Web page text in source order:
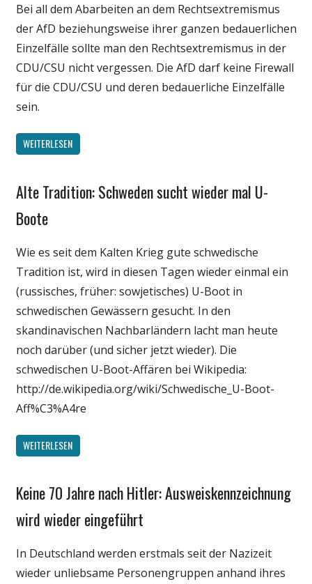
Medien
Politik
Bei all dem Abarbeiten an dem Rechtsextremismus
der AfD beziehungsweise ihrer ganzen bedauerlichen
Einzelfälle sollte man den Rechtsextremismus in der
CDU/CSU nicht vergessen. Die AfD darf keine Firewall
für die CDU/CSU und deren bedauerliche Einzelfälle
sein.
WEITERLESEN
Gesellschaft
Unterhaltung
Alte Tradition: Schweden sucht wieder mal U-
Boote
Wie es seit dem Kalten Krieg gute schwedische
Tradition ist, wird in diesen Tagen wieder einmal ein
(russisches, früher: sowjetisches) U-Boot in
schwedischen Gewässern gesucht. In den
skandinavischen Nachbarländern lacht man heute
noch darüber (und sicher jetzt wieder). Die
schwedischen U-Boot-Affären bei Wikipedia:
http://de.wikipedia.org/wiki/Schwedische_U-Boot-
Aff%C3%A4re
WEITERLESEN
Gesellschaft
Internet
Technik
Keine 70 Jahre nach Hitler: Ausweiskennzeichnung
wird wieder eingeführt
In Deutschland werden erstmals seit der Nazizeit
wieder unliebsame Personengruppen anhand ihres